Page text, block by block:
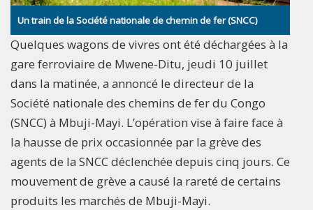
Un train de la Société nationale de chemin de fer (SNCC)
Quelques wagons de vivres ont été déchargées à la
gare ferroviaire de Mwene-Ditu, jeudi 10 juillet
dans la matinée, a annoncé le directeur de la
Société nationale des chemins de fer du Congo
(SNCC) à Mbuji-Mayi. L’opération vise à faire face à
la hausse de prix occasionnée par la grève des
agents de la SNCC déclenchée depuis cinq jours. Ce
mouvement de grève a causé la rareté de certains
produits les marchés de Mbuji-Mayi.